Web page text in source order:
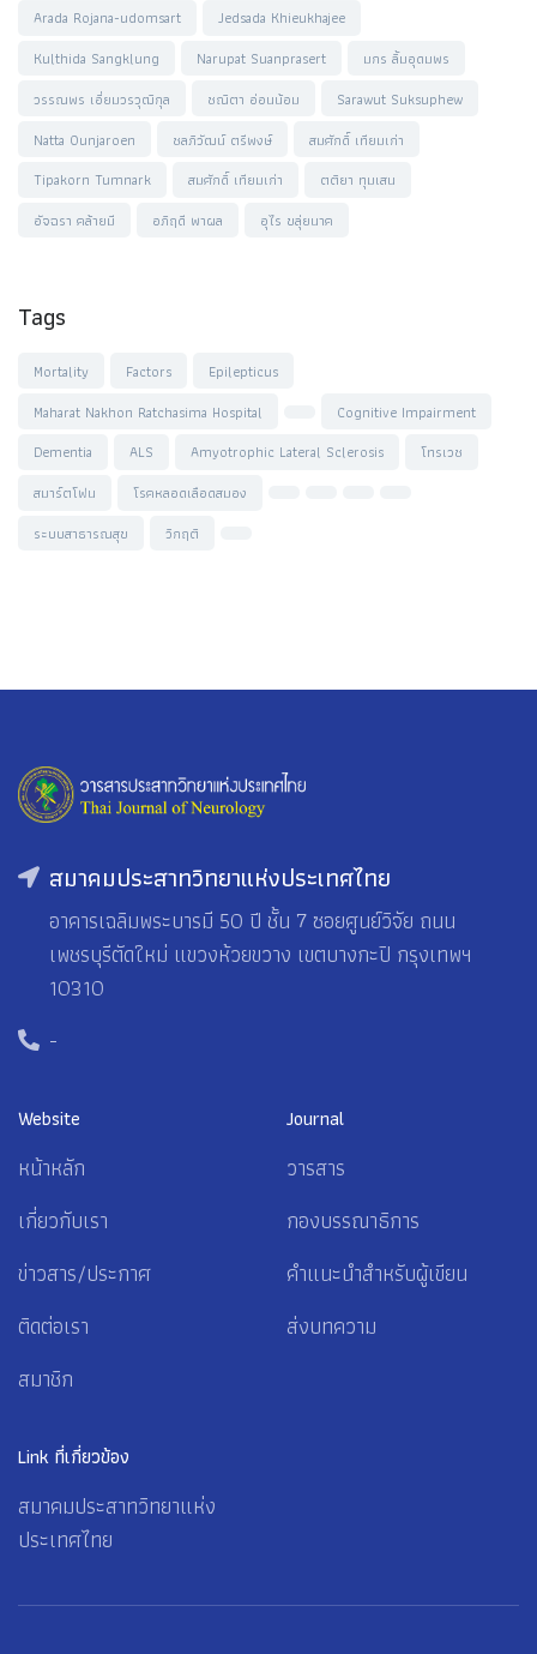
Arada Rojana-udomsart
Jedsada Khieukhajee
Kulthida Sangklung
Narupat Suanprasert
มกร ลิ้มอุดมพร
วรรณพร เอี่ยมวรวุฒิกุล
ชณิตา อ่อนน้อม
Sarawut Suksuphew
Natta Ounjaroen
ชลภิวัฒน์ ตรีพงษ์
สมศักดิ์ เทียมเก่า
Tipakorn Tumnark
สมศักดิ์ เทียมเก่า
ตติยา ทุมเสน
อัจฉรา คล้ายมี
อภิฤดี พาผล อุไร ขลุ่ยนาค
Tags
Mortality Factors
Epilepticus
Maharat Nakhon Ratchasima Hospital
Cognitive Impairment
Dementia
ALS Amyotrophic Lateral Sclerosis
โทรเวช
สมาร์ตโฟน
โรคหลอดเลือดสมอง
ระบบสาธารณสุข
วิกฤติ
สมาคมประสาทวิทยาแห่งประเทศไทย
อาคารเฉลิมพระบารมี 50 ปี ชั้น 7 ซอยศูนย์วิจัย ถนน
เพชรบุรีตัดใหม่ แขวงห้วยขวาง เขตบางกะปิ กรุงเทพฯ
10310
-
Website
หน้าหลัก
เกี่ยวกับเรา
ข่าวสาร/ประกาศ
ติดต่อเรา
สมาชิก
Journal
วารสาร
กองบรรณาธิการ
คำแนะนำสำหรับผู้เขียน
ส่งบทความ
Link ที่เกี่ยวข้อง
สมาคมประสาทวิทยาแห่ง
ประเทศไทย